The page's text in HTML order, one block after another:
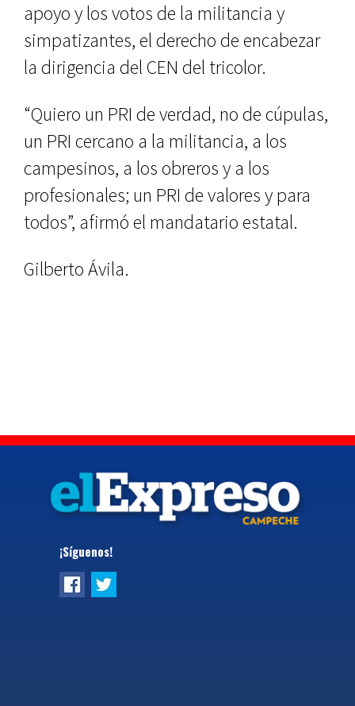
apoyo y los votos de la militancia y
simpatizantes, el derecho de encabezar
la dirigencia del CEN del tricolor.
“Quiero un PRI de verdad, no de cúpulas,
un PRI cercano a la militancia, a los
campesinos, a los obreros y a los
profesionales; un PRI de valores y para
todos”, afirmó el mandatario estatal.
Gilberto Ávila.
¡Síguenos!